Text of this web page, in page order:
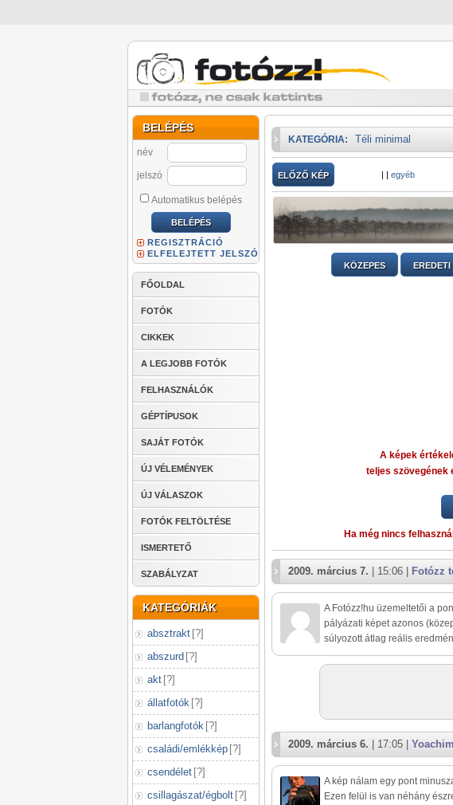
BELÉPÉS
név
jelszó
Automatikus belépés
REGISZTRÁCIÓ
ELFELEJTETT JELSZÓ
FŐOLDAL
FOTÓK
CIKKEK
A LEGJOBB FOTÓK
FELHASZNÁLÓK
GÉPTÍPUSOK
SAJÁT FOTÓK
ÚJ VÉLEMÉNYEK
ÚJ VÁLASZOK
FOTÓK FELTÖLTÉSE
ISMERTETŐ
SZABÁLYZAT
KATEGÓRIÁK
absztrakt [?]
abszurd [?]
akt [?]
állatfotók [?]
barlangfotók [?]
családi/emlékkép [?]
csendélet [?]
csillagászat/égbolt [?]
KATEGÓRIA: Téli minimal
ELŐZŐ KÉP | | egyéb
KÖZEPES EREDETI
A képek
teljes szövegének
Ha még nincs
2009. március 7. | 15:06 | Fotózz
A Fotózz!hu üzemeltetői a
pályázati képet azonos
súlyozott átlag reális
2009. március 6. | 17:05 | Yoachim
A kép nálam egy pont
Ezen felül is van néhány